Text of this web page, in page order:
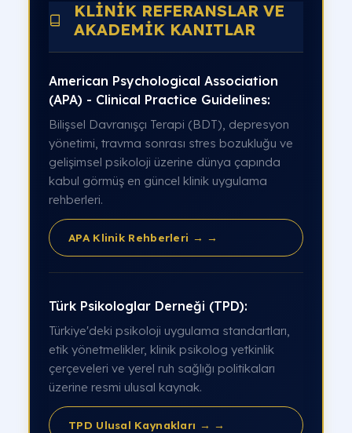
KLINIK REFERANSLAR VE
AKADEMIK KANITLAR
American Psychological Association
(APA) - Clinical Practice Guidelines:
Bilişsel Davranışçı Terapi (BDT), depresyon
yönetimi, travma sonrası stres bozukluğu ve
gelişimsel psikoloji üzerine dünya çapında
kabul görmüş en güncel klinik uygulama
rehberleri.
APA Klinik Rehberleri → →
Türk Psikologlar Derneği (TPD):
Türkiye'deki psikoloji uygulama standartları,
etik yönetmelikler, klinik psikolog yetkinlik
çerçeveleri ve yerel ruh sağlığı politikaları
üzerine resmi ulusal kaynak.
TPD Ulusal Kaynakları → →